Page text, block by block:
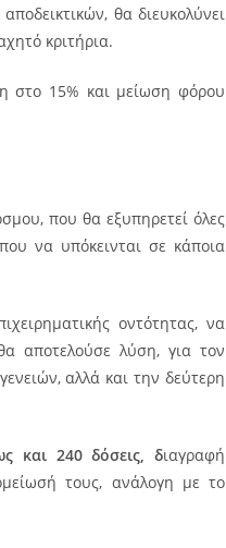
θα διευκολύνει
κριτήρια.
στο 15% και μείωση φόρου
που θα εξυπηρετεί όλες
που να υπόκεινται σε κάποια
οντότητας, να
αποτελούσε λύση, για τον
αλλά και την δεύτερη
και 240 δόσεις, διαγραφή
τους, ανάλογη με το